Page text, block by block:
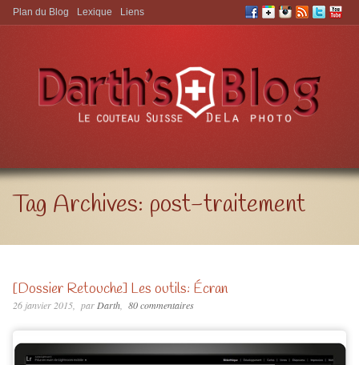
Aller à:
Plan du Blog Lexique Liens
Tag Archives: post-traitement
[Dossier Retouche] Les outils: Écran
26 janvier 2015 parDarth 80 commentaires